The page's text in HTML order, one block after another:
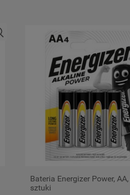
Bateria Energizer Power,
sztuki